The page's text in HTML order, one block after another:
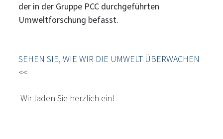
der in der Gruppe PCC durchgeführten
Umweltforschung befasst.
SEHEN SIE, WIE WIR DIE UMWELT ÜBERWACHEN
<<
Wir laden Sie herzlich ein!